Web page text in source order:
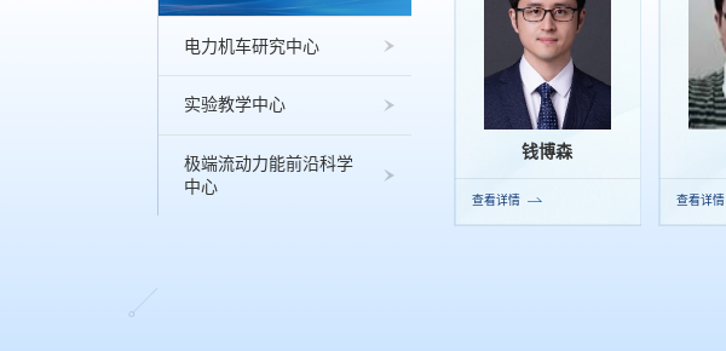
电力机车研究中心
实验教学中心
极端流动力能前沿科学
中心
钱博森
查看详情 查看详情